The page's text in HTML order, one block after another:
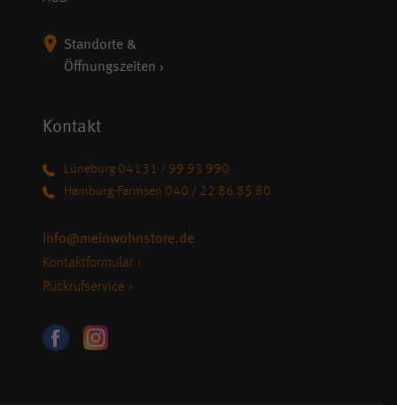
Standorte &
Öffnungszeiten ›
Kontakt
Lüneburg 04131 / 99 93 990
Hamburg-Farmsen 040 / 22 86 85 80
info@meinwohnstore.de
Kontaktformular ›
Rückrufservice ›